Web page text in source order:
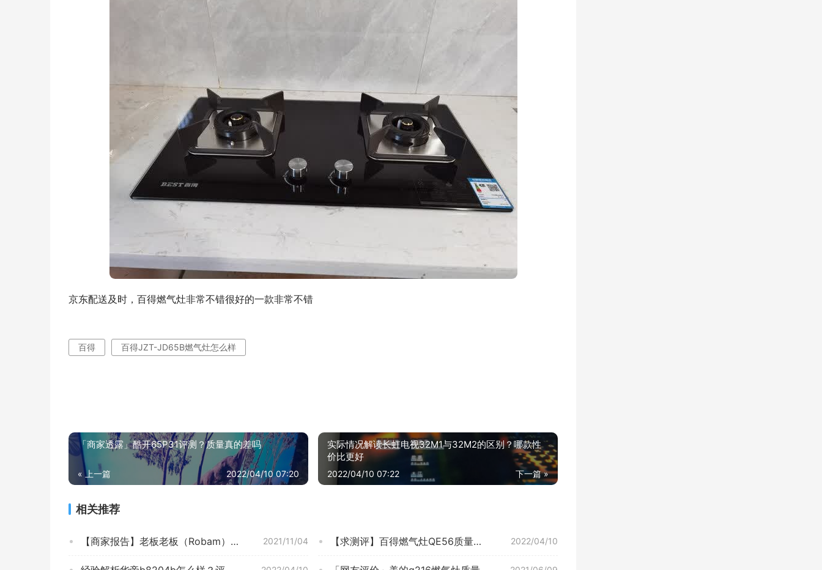
京东配送及时，百得燃气灶非常不错很好的一款非常不错
百得 百得JZT-JD65B燃气灶怎么样
「商家透露」酷开65P31评测？质量真的差吗
« 上一篇 2022/04/10 07:20
实际情况解读长虹电视32M1与32M2的区别？哪款性
价比更好
下一篇 »
2022/04/10 07:22
相关推荐
2021/11/04
【商家报告】老板老板（Robam）32B2T燃气灶 优缺点真相评测，质量口碑怎么样？小白必看系列！ 2022/04/10
【求测评】百得燃气灶QE56质量怎么样？功能真的不好吗